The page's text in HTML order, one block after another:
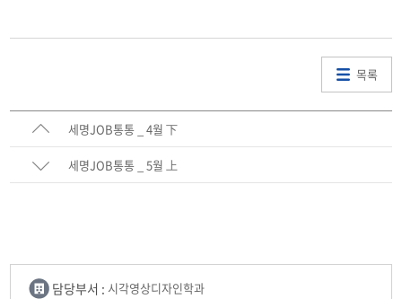
목록
세명JOB통통 _ 4월 下
세명JOB통통 _ 5월 上
담당부서 : 시각영상디자인학과